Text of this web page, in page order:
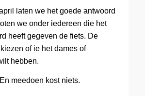
laten we het goede antwoord
we onder iedereen die het
heeft gegeven de fiets. De
of ie het dames of
hebben.
meedoen kost niets.